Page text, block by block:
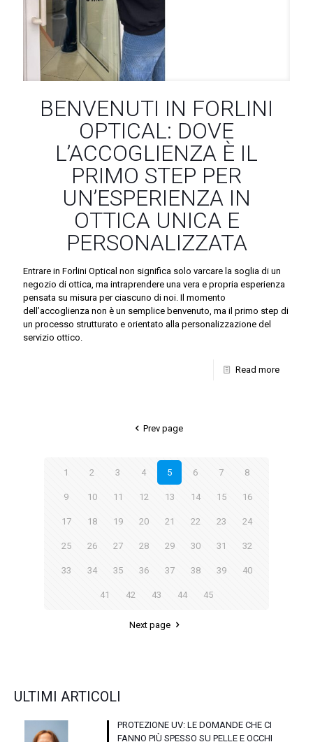
BENVENUTI IN FORLINI
OPTICAL: DOVE
L’ACCOGLIENZA È IL
PRIMO STEP PER
UN’ESPERIENZA IN
OTTICA UNICA E
PERSONALIZZATA
Entrare in Forlini Optical non significa solo varcare la soglia di un
negozio di ottica, ma intraprendere una vera e propria esperienza
pensata su misura per ciascuno di noi. Il momento
dell’accoglienza non è un semplice benvenuto, ma il primo step di
un processo strutturato e orientato alla personalizzazione del
servizio ottico.
Read more
Prev page
1 2 3 4 5 6 7 8
9 10 11 12 13 14 15 16
17 18 19 20 21 22 23 24
25 26 27 28 29 30 31 32
33 34 35 36 37 38 39 40
41 42 43 44 45
Next page
ULTIMI ARTICOLI
PROTEZIONE UV: LE DOMANDE CHE CI
FANNO PIÙ SPESSO SU PELLE E OCCHI